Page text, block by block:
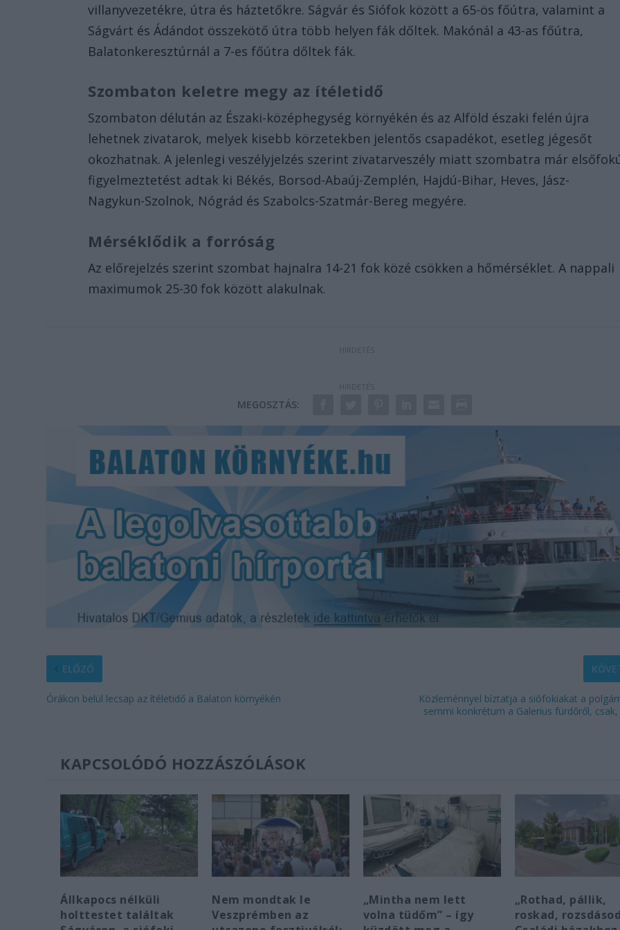
villanyvezetékre, útra és háztetőkre. Ságvár és Siófok között a 65-ös főútra, valamint a
Ságvárt és Ádándot összekötő útra több helyen fák dőltek. Makónál a 43-as főútra,
Balatonkeresztúrnál a 7-es főútra dőltek fák.
Szombaton keletre megy az ítéletidő
Szombaton délután az Északi-középhegység környékén és az Alföld északi felén újra
lehetnek zivatarok, melyek kisebb körzetekben jelentős csapadékot, esetleg jégesőt
okozhatnak. A jelenlegi veszélyjelzés szerint zivatarveszély miatt szombatra már
figyelmeztetést adtak ki Békés, Borsod-Abaúj-Zemplén, Hajdú-Bihar, Heves, Jász-
Nagykun-Szolnok, Nógrád és Szabolcs-Szatmár-Bereg megyére.
Mérséklődik a forróság
Az előrejelzés szerint szombat hajnalra 14-21 fok közé csökken a hőmérséklet. A nappali
maximumok 25-30 fok között alakulnak.
MEGOSZTÁS:
ELŐZŐ
Órákon belül lecsap az ítéletidő a Balaton környékén
Közleménnyel bíztatja a siófokiakat a
semmi konkrétum a Galerius fürdőről,
KAPCSOLÓDÓ HOZZÁSZÓLÁSOK
Állkapocs nélküli
holttestet találtak
Nem mondtak le
Veszprémben az
„Mintha nem lett
volna tüdőm” – így
„Rothad, pállik,
roskad,